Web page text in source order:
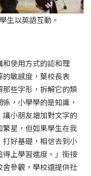
生以英語互動。
使用方式的認和理
敏感度，葉校長表
些字形，拆解它的類
，小學學的是知識，
小朋友增加對文字的
星，但如果學生在我
好基礎，相信去到小
上學習進度。」銜接
參觀，學校還提供社